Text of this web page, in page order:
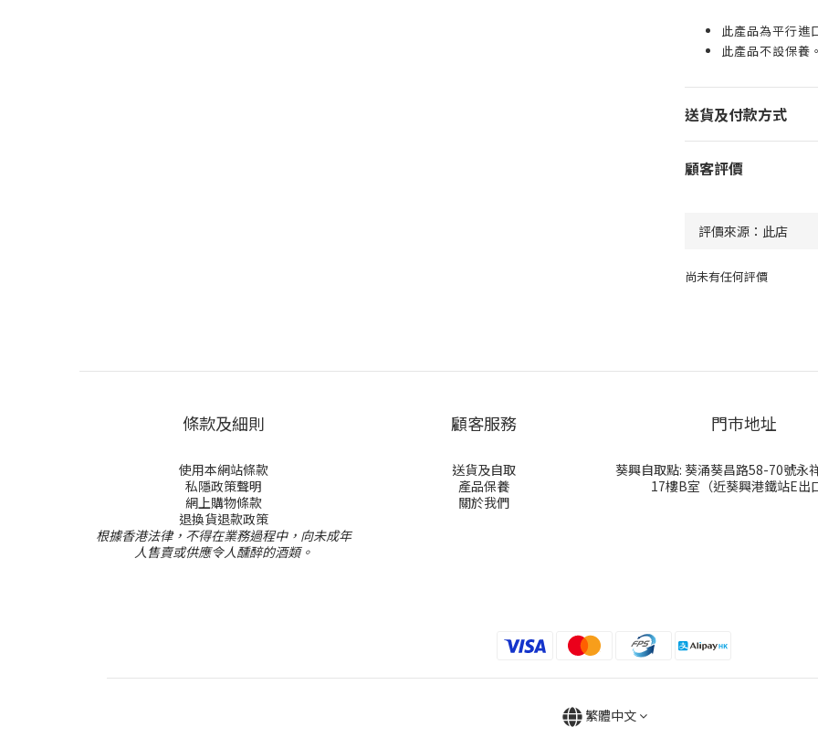
此產品為平行進
此產品不設保養。
送貨及付款方式
顧客評價
尚未有任何評價
條款及細則
使用本網站條款
私隱政策聲明
網上購物條款
退換貨退款政策
根據香港法律，不得在業務過程中，向未成年
人售賣或供應令人醺醉的酒類。
顧客服務
送貨及自取
產品保養
關於我們
門巿地址
葵興自取點: 葵涌葵昌路58-70號永
17樓B室（近葵興港鐵站E出
繁體中文